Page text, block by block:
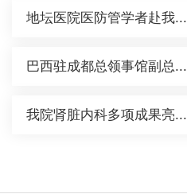
地坛医院医防管学者赴我...
巴西驻成都总领事馆副总...
我院肾脏内科多项成果亮...